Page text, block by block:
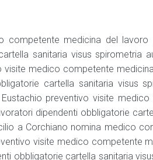
competente medicina del lavoro
sanitaria visus spirometria
visite medico competente
cartella sanitaria visus
preventivo visite
dipendenti obbligatorie
a Corchiano nomina medico
visite medico competente
obbligatorie cartella sanitaria